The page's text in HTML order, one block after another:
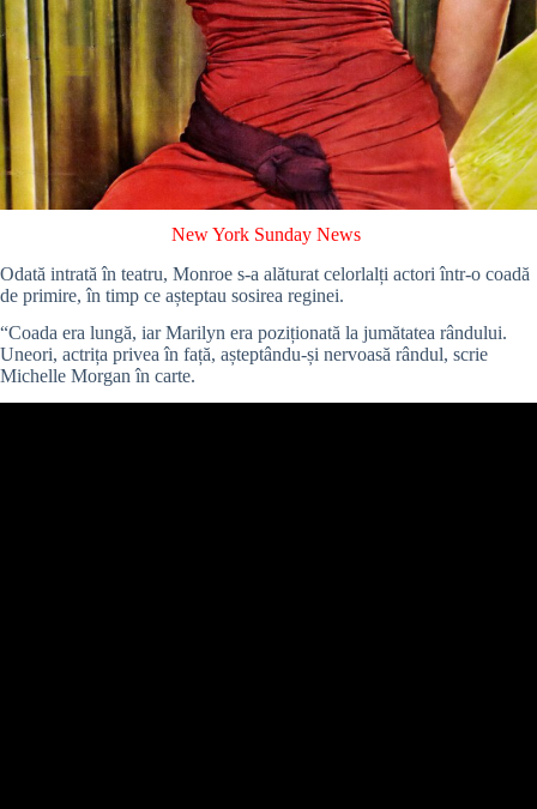
New York Sunday News
Odată intrată în teatru, Monroe s-a alăturat celorlalți actori într-o coadă
de primire, în timp ce așteptau sosirea reginei.
“Coada era lungă, iar Marilyn era poziționată la jumătatea rândului.
Uneori, actrița privea în față, așteptându-și nervoasă rândul, scrie
Michelle Morgan în carte.